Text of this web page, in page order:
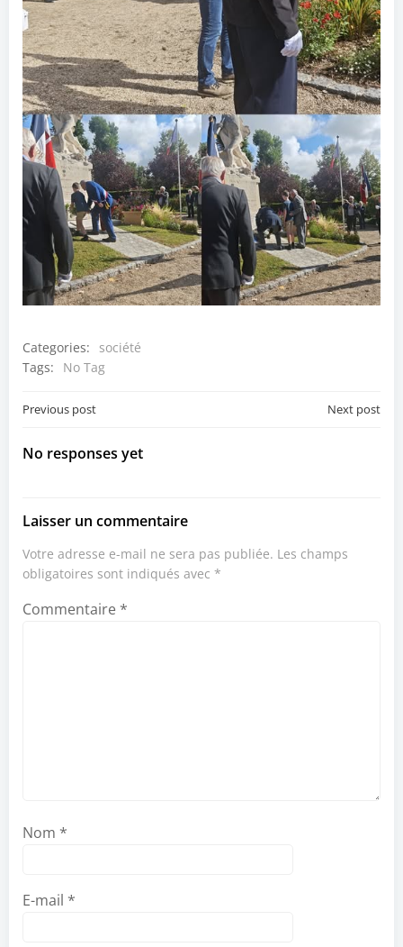
Categories:
société
Tags:
No Tag
Post
navigation
Previous post Next post
No responses yet
Laisser un commentaire
Votre adresse e-mail ne sera pas publiée. Les champs
obligatoires sont indiqués avec *
Commentaire *
Nom *
E-mail *